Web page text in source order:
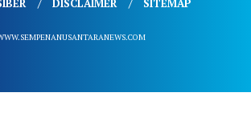
DISCLAIMER SITEMAP